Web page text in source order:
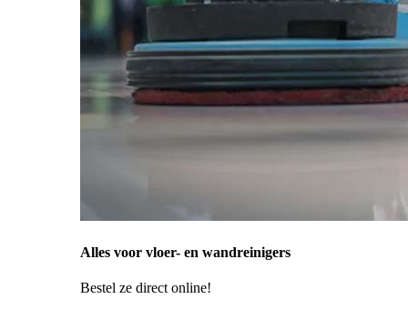
Alles voor vloer- en wandreinigers
Bestel ze direct online!